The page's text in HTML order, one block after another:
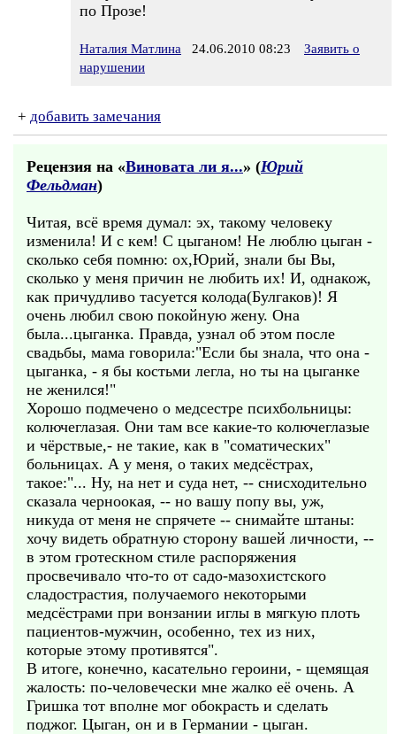
по Прозе!
Наталия Матлина 24.06.2010 08:23
Заявить о
нарушении
+ добавить замечания
Рецензия на «Виновата ли я...» (Юрий
Фельдман)
Читая, всё время думал: эх, такому человеку
изменила! И с кем! С цыганом! Не люблю цыган -
сколько себя помню: ох,Юрий, знали бы Вы,
сколько у меня причин не любить их! И, однакож,
как причудливо тасуется колода(Булгаков)! Я
очень любил свою покойную жену. Она
была...цыганка. Правда, узнал об этом после
свадьбы, мама говорила:"Если бы знала, что она -
цыганка, - я бы костьми легла, но ты на цыганке
не женился!"
Хорошо подмечено о медсестре психбольницы:
колючеглазая. Они там все какие-то колючеглазые
и чёрствые,- не такие, как в "соматических"
больницах. А у меня, о таких медсёстрах,
такое:"... Ну, на нет и суда нет, -- снисходительно
сказала черноокая, -- но вашу попу вы, уж,
никуда от меня не спрячете -- снимайте штаны:
хочу видеть обратную сторону вашей личности, --
в этом гротескном стиле распоряжения
просвечивало что-то от садо-мазохистского
сладострастия, получаемого некоторыми
медсёстрами при вонзании иглы в мягкую плоть
пациентов-мужчин, особенно, тех из них,
которые этому противятся".
В итоге, конечно, касательно героини, - щемящая
жалость: по-человечески мне жалко её очень. А
Гришка тот вполне мог обокрасть и сделать
поджог. Цыган, он и в Германии - цыган.